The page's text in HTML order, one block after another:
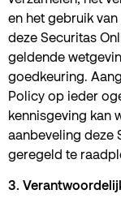
en het gebruik
deze Securitas
geldende
goedkeuring.
Policy op ieder
kennisgeving kan
aanbeveling deze
geregeld te
3.